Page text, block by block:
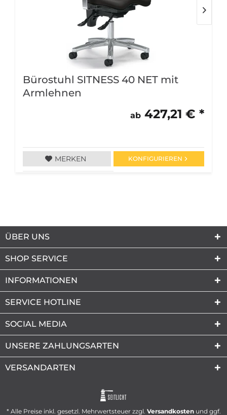
Bürostuhl SITNESS 40 NET mit
Armlehnen
ab 427,21 € *
MERKEN KONFIGURIEREN
ÜBER UNS
SHOP SERVICE
INFORMATIONEN
SERVICE HOTLINE
SOCIAL MEDIA
UNSERE ZAHLUNGSARTEN
VERSANDARTEN
SEITLICHT
* Alle Preise inkl. gesetzl. Mehrwertsteuer zzgl. Versandkostenund ggf.